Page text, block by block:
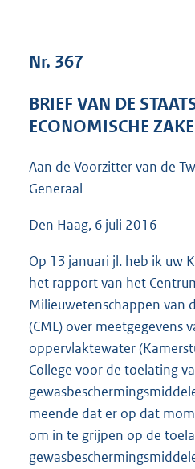
Nr. 367
BRIEF VAN DE
ECONOMISCHE
Aan de Voorzitter van de
Generaal
Den Haag, 6 juli 2016
Op 13 januari jl. heb ik uw
het rapport van het
Milieuwetenschappen van
(CML) over meetgegevens
oppervlaktewater
College voor de toelating
meende dat er op dat
om in te grijpen op de